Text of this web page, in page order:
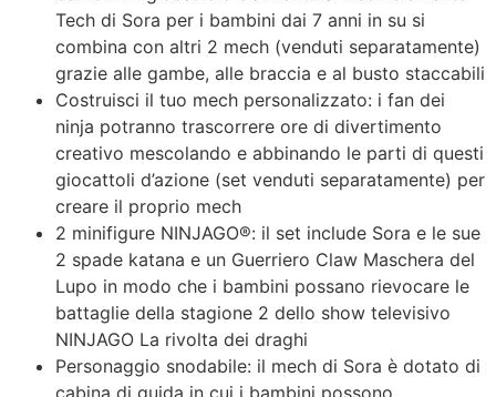
Tech di Sora per i bambini dai 7 anni in su si
combina con altri 2 mech (venduti separatamente)
grazie alle gambe, alle braccia e al busto staccabili
Costruisci il tuo mech personalizzato: i fan dei
ninja potranno trascorrere ore di divertimento
creativo mescolando e abbinando le parti di questi
giocattoli d’azione (set venduti separatamente) per
creare il proprio mech
2 minifigure NINJAGO®: il set include Sora e le sue
2 spade katana e un Guerriero Claw Maschera del
Lupo in modo che i bambini possano rievocare le
battaglie della stagione 2 dello show televisivo
NINJAGO La rivolta dei draghi
Personaggio snodabile: il mech di Sora è dotato di